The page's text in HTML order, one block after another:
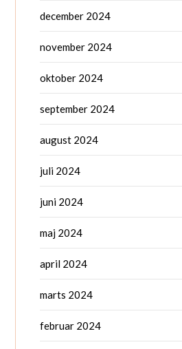
december 2024
november 2024
oktober 2024
september 2024
august 2024
juli 2024
juni 2024
maj 2024
april 2024
marts 2024
februar 2024